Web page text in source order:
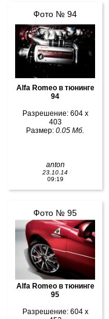
Фото № 94
Alfa Romeo в тюнинге
94
Разрешение: 604 x
403
Размер: 0.05 Мб.
anton
23.10.14
09:19
Фото № 95
Alfa Romeo в тюнинге
95
Разрешение: 604 x